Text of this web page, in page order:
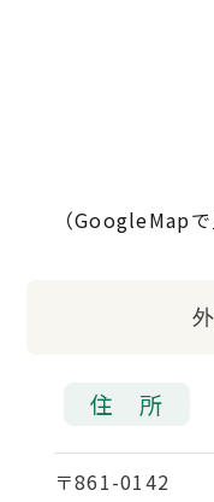
（GoogleMapで
住 所
〒861-0142